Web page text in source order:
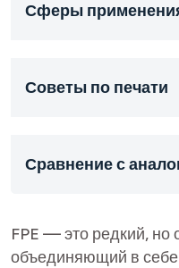
Сферы
Советы по печати
Сравнение с
FPE — это редкий, но
объединяющий в себе